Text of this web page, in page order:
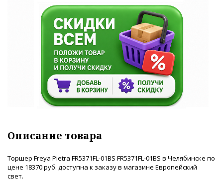
Описание товара
Торшер Freya Pietra FR5371FL-01BS FR5371FL-01BS в Челябинске по
цене 18370 руб. доступна к заказу в магазине Европейский
свет.